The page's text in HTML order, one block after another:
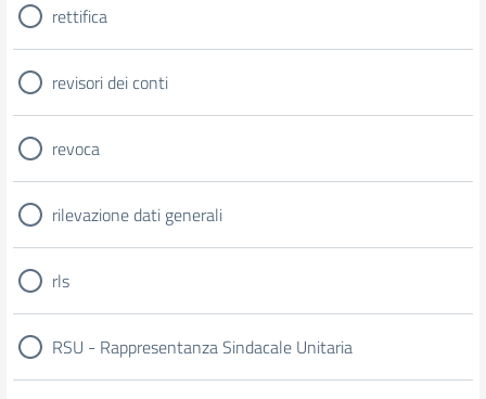
rettifica
revisori dei conti
revoca
rilevazione dati generali
rls
RSU - Rappresentanza Sindacale Unitaria